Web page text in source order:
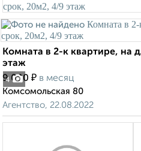
4
Комната в 2-к квартире, на
этаж
9 000 ₽ в месяц
Комсомольская 80
Агентство, 22.08.2022